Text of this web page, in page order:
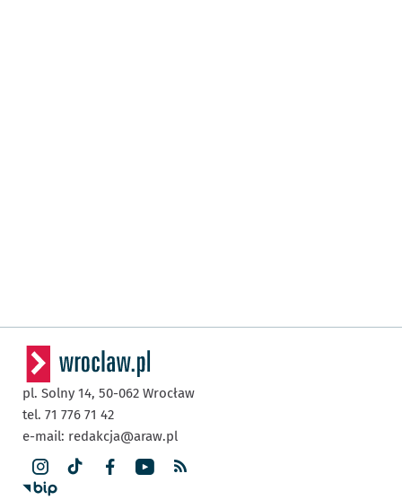
pl. Solny 14, 50-062 Wrocław
tel. 71 776 71 42
e-mail: redakcja@araw.pl